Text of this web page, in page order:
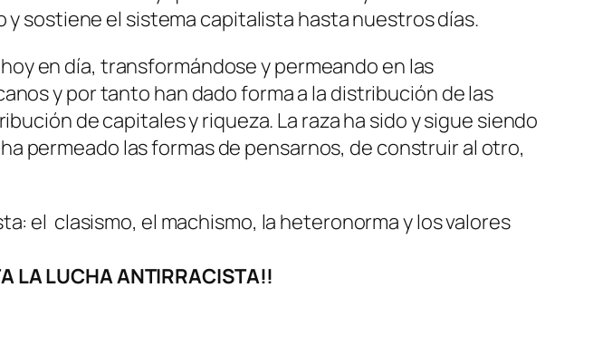
sostiene el sistema capitalista hasta nuestros días.
en día, transformándose y permeando en las
y por tanto han dado forma a la distribución de las
de capitales y riqueza. La raza ha sido y sigue siendo
permeado las formas de pensarnos, de construir al otro,
el clasismo, el machismo, la heteronorma y los valores
LA LUCHA ANTIRRACISTA!!